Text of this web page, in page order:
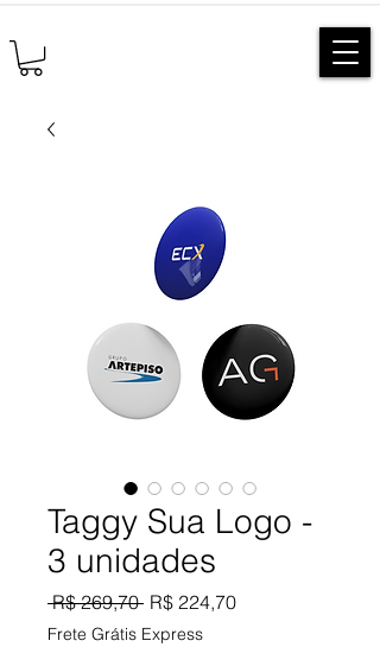
Taggy Sua Logo -
3 unidades
R$ 269,70 Preço
normal
R$ 224,70Preço
Frete Grátis Express